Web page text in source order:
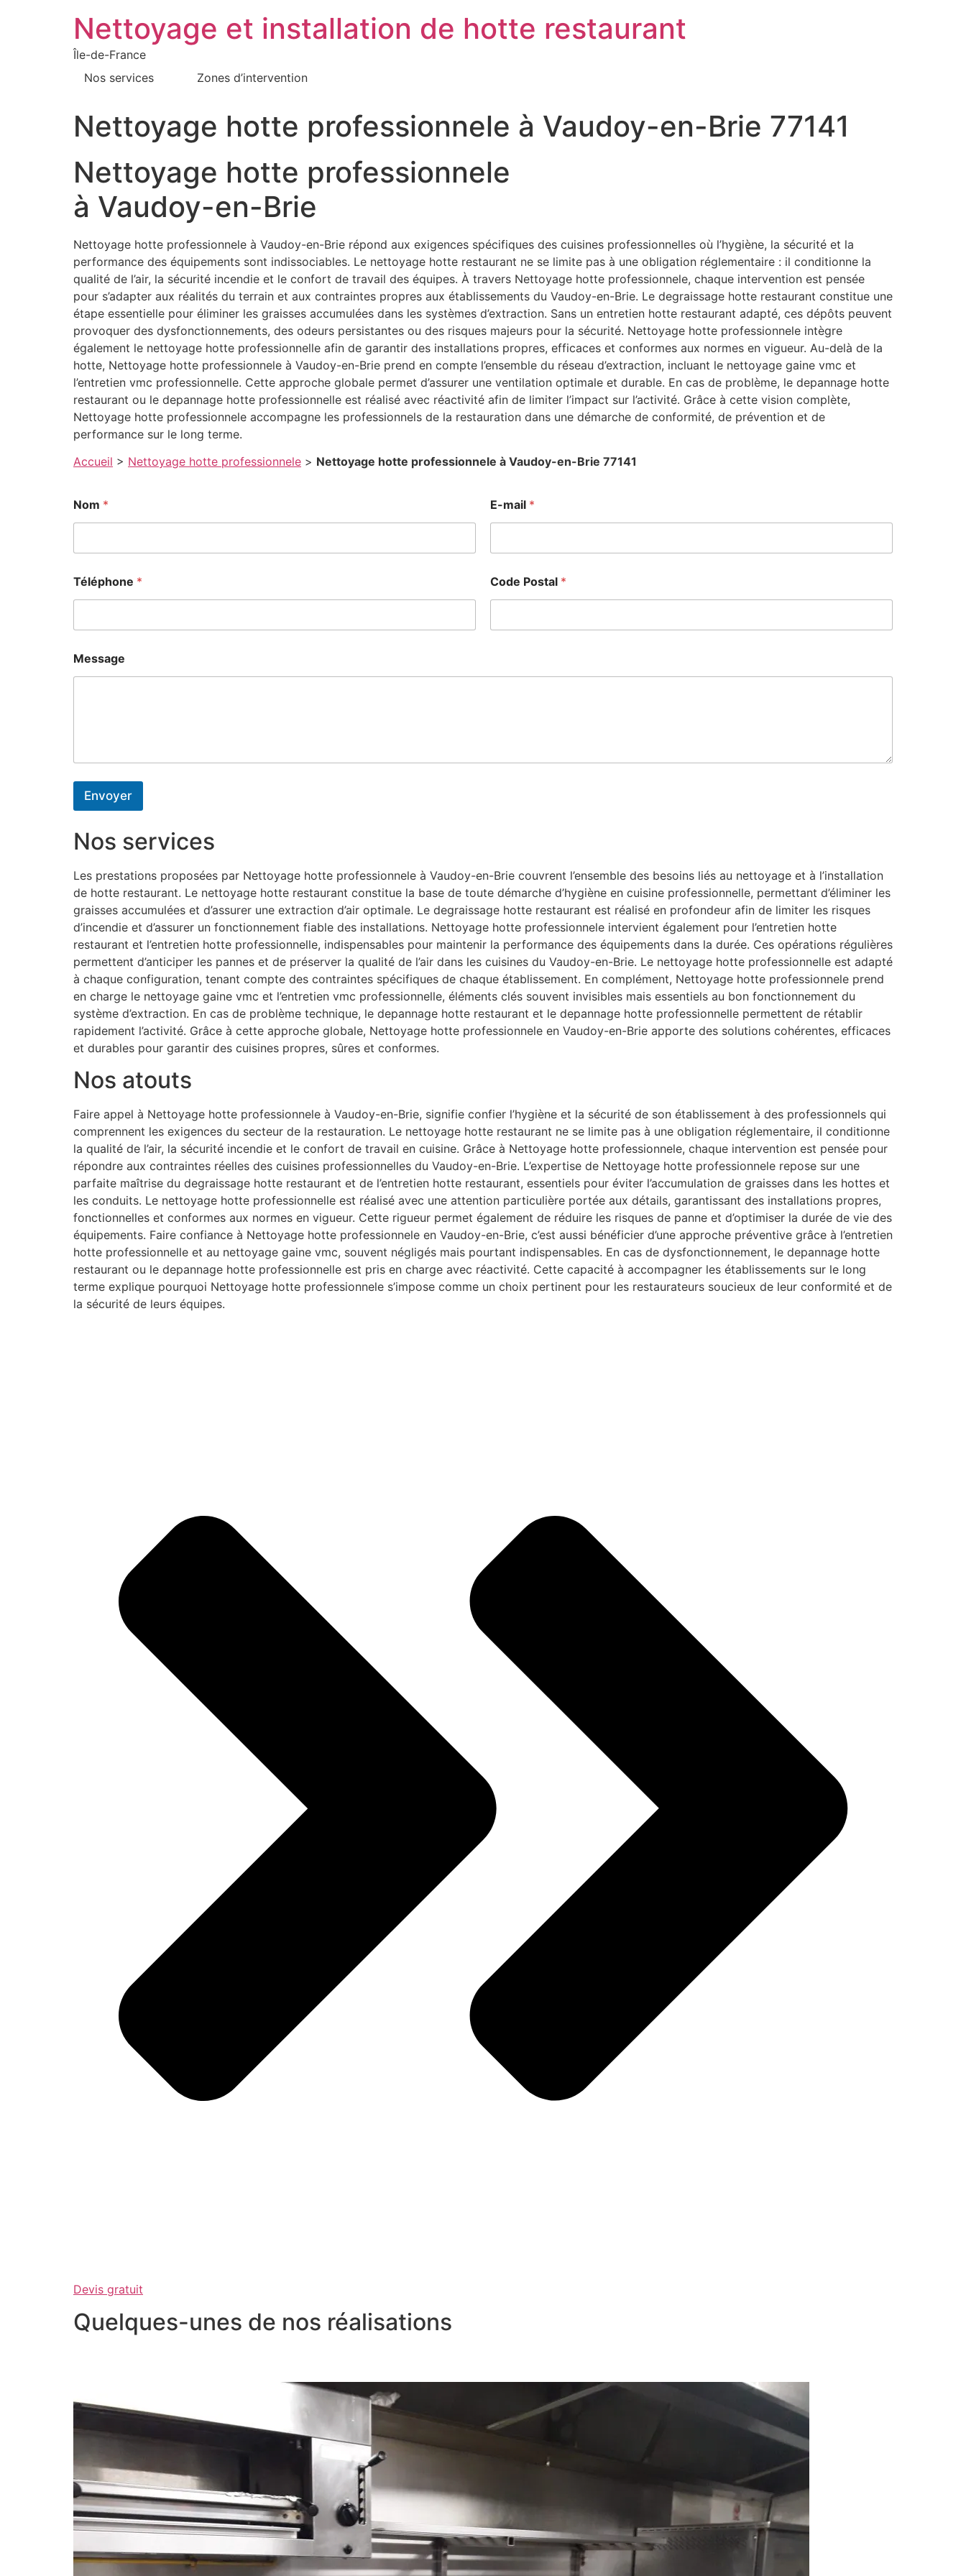
Nettoyage et installation de hotte restaurant
Île-de-France
Nos services
Zones d’intervention
Nettoyage hotte professionnele à Vaudoy-en-Brie 77141
Nettoyage hotte professionnele
à Vaudoy-en-Brie
Nettoyage hotte professionnele à Vaudoy-en-Brie répond aux exigences spécifiques des cuisines professionnelles où l’hygiène, la sécurité et la
performance des équipements sont indissociables. Le nettoyage hotte restaurant ne se limite pas à une obligation réglementaire : il conditionne la
qualité de l’air, la sécurité incendie et le confort de travail des équipes. À travers Nettoyage hotte professionnele, chaque intervention est pensée
pour s’adapter aux réalités du terrain et aux contraintes propres aux établissements du Vaudoy-en-Brie. Le degraissage hotte restaurant constitue une
étape essentielle pour éliminer les graisses accumulées dans les systèmes d’extraction. Sans un entretien hotte restaurant adapté, ces dépôts peuvent
provoquer des dysfonctionnements, des odeurs persistantes ou des risques majeurs pour la sécurité. Nettoyage hotte professionnele intègre
également le nettoyage hotte professionnelle afin de garantir des installations propres, efficaces et conformes aux normes en vigueur. Au-delà de la
hotte, Nettoyage hotte professionnele à Vaudoy-en-Brie prend en compte l’ensemble du réseau d’extraction, incluant le nettoyage gaine vmc et
l’entretien vmc professionnelle. Cette approche globale permet d’assurer une ventilation optimale et durable. En cas de problème, le depannage hotte
restaurant ou le depannage hotte professionnelle est réalisé avec réactivité afin de limiter l’impact sur l’activité. Grâce à cette vision complète,
Nettoyage hotte professionnele accompagne les professionnels de la restauration dans une démarche de conformité, de prévention et de
performance sur le long terme.
Accueil > Nettoyage hotte professionnele > Nettoyage hotte professionnele à Vaudoy-en-Brie 77141
Nom * E-mail *
Téléphone * Code Postal *
Message
Envoyer
Nos services
Les prestations proposées par Nettoyage hotte professionnele à Vaudoy-en-Brie couvrent l’ensemble des besoins liés au nettoyage et à l’installation
de hotte restaurant. Le nettoyage hotte restaurant constitue la base de toute démarche d’hygiène en cuisine professionnelle, permettant d’éliminer les
graisses accumulées et d’assurer une extraction d’air optimale. Le degraissage hotte restaurant est réalisé en profondeur afin de limiter les risques
d’incendie et d’assurer un fonctionnement fiable des installations. Nettoyage hotte professionnele intervient également pour l’entretien hotte
restaurant et l’entretien hotte professionnelle, indispensables pour maintenir la performance des équipements dans la durée. Ces opérations régulières
permettent d’anticiper les pannes et de préserver la qualité de l’air dans les cuisines du Vaudoy-en-Brie. Le nettoyage hotte professionnelle est adapté
à chaque configuration, tenant compte des contraintes spécifiques de chaque établissement. En complément, Nettoyage hotte professionnele prend
en charge le nettoyage gaine vmc et l’entretien vmc professionnelle, éléments clés souvent invisibles mais essentiels au bon fonctionnement du
système d’extraction. En cas de problème technique, le depannage hotte restaurant et le depannage hotte professionnelle permettent de rétablir
rapidement l’activité. Grâce à cette approche globale, Nettoyage hotte professionnele en Vaudoy-en-Brie apporte des solutions cohérentes, efficaces
et durables pour garantir des cuisines propres, sûres et conformes.
Nos atouts
Faire appel à Nettoyage hotte professionnele à Vaudoy-en-Brie, signifie confier l’hygiène et la sécurité de son établissement à des professionnels qui
comprennent les exigences du secteur de la restauration. Le nettoyage hotte restaurant ne se limite pas à une obligation réglementaire, il conditionne
la qualité de l’air, la sécurité incendie et le confort de travail en cuisine. Grâce à Nettoyage hotte professionnele, chaque intervention est pensée pour
répondre aux contraintes réelles des cuisines professionnelles du Vaudoy-en-Brie. L’expertise de Nettoyage hotte professionnele repose sur une
parfaite maîtrise du degraissage hotte restaurant et de l’entretien hotte restaurant, essentiels pour éviter l’accumulation de graisses dans les hottes et
les conduits. Le nettoyage hotte professionnelle est réalisé avec une attention particulière portée aux détails, garantissant des installations propres,
fonctionnelles et conformes aux normes en vigueur. Cette rigueur permet également de réduire les risques de panne et d’optimiser la durée de vie des
équipements. Faire confiance à Nettoyage hotte professionnele en Vaudoy-en-Brie, c’est aussi bénéficier d’une approche préventive grâce à l’entretien
hotte professionnelle et au nettoyage gaine vmc, souvent négligés mais pourtant indispensables. En cas de dysfonctionnement, le depannage hotte
restaurant ou le depannage hotte professionnelle est pris en charge avec réactivité. Cette capacité à accompagner les établissements sur le long
terme explique pourquoi Nettoyage hotte professionnele s’impose comme un choix pertinent pour les restaurateurs soucieux de leur conformité et de
la sécurité de leurs équipes.
Devis gratuit
Quelques-unes de nos réalisations